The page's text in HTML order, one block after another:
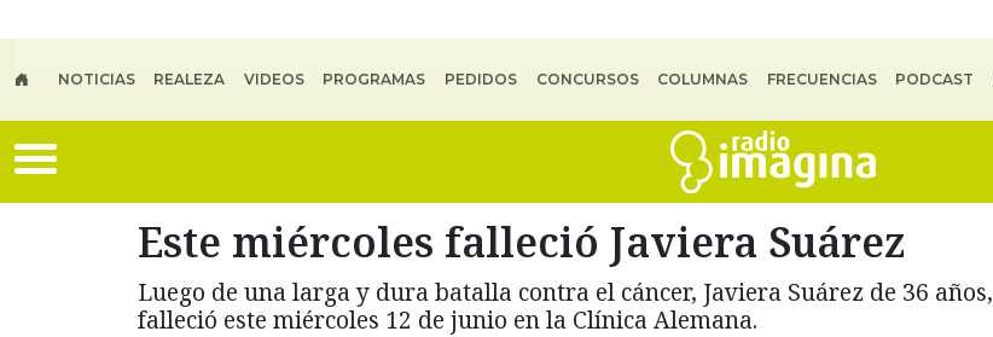
NOTICIAS REALEZA VIDEOS PROGRAMAS PEDIDOS CONCURSOS COLUMNAS FRECUENCIAS PODCAST
Este miércoles falleció Javiera Suárez
Luego de una larga y dura batalla contra el cáncer, Javiera Suárez de 36 años,
falleció este miércoles 12 de junio en la Clínica Alemana.